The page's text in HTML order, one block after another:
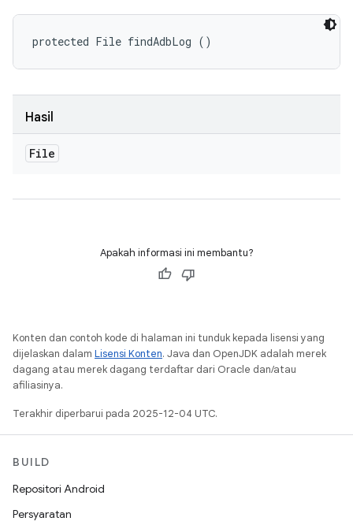
protected File findAdbLog ()
Hasil
File
Apakah informasi ini membantu?
Konten dan contoh kode di halaman ini tunduk kepada lisensi yang
dijelaskan dalam Lisensi Konten. Java dan OpenJDK adalah merek
dagang atau merek dagang terdaftar dari Oracle dan/atau
afiliasinya.
Terakhir diperbarui pada 2025-12-04 UTC.
BUILD
Repositori Android
Persyaratan